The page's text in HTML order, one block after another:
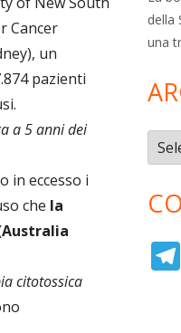
Cancer
un
pazienti
a 5 anni dei
in eccesso i
che la
citotossica
della
una